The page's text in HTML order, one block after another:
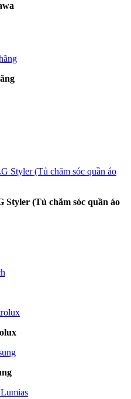
Styler (Tủ chăm sóc quần áo